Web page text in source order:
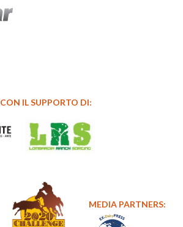
CON IL SUPPORTO DI:
MEDIA PARTNERS: